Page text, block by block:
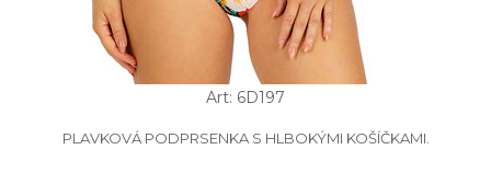
Art: 6D197
PLAVKOVÁ PODPRSENKA S HLBOKÝMI KOŠÍČKAMI.